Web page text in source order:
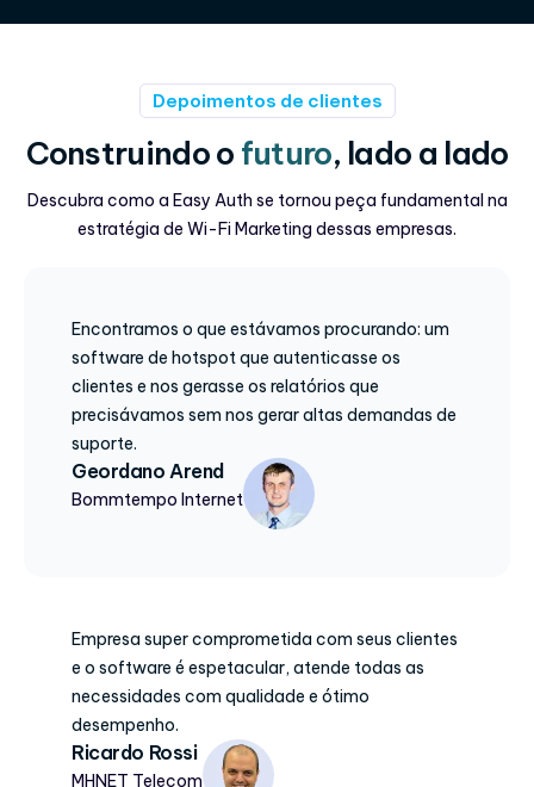
Depoimentos de clientes
Construindo o futuro, lado a lado
Descubra como a Easy Auth se tornou peça fundamental na
estratégia de Wi-Fi Marketing dessas empresas.
Encontramos o que estávamos procurando: um
software de hotspot que autenticasse os
clientes e nos gerasse os relatórios que
precisávamos sem nos gerar altas demandas de
suporte.
Geordano Arend
Bommtempo Internet
Empresa super comprometida com seus clientes
e o software é espetacular, atende todas as
necessidades com qualidade e ótimo
desempenho.
Ricardo Rossi
MHNET Telecom